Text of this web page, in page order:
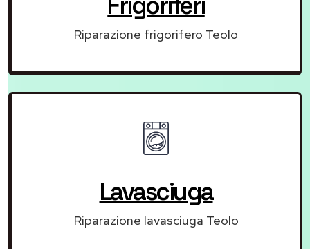
Riparazione frigorifero Teolo
Lavasciuga
Riparazione lavasciuga Teolo